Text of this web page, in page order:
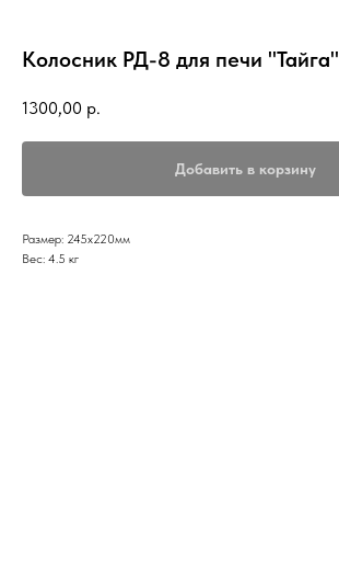
Колосник РД-8 для печи "Тайга"
1300,00 р.
Добавить в корзину
Размер: 245х220мм
Вес: 4.5 кг